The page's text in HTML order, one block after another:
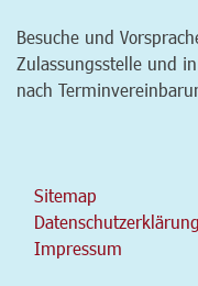
Besuche und
Zulassungsstelle und
nach
Sitemap
Datenschutzerklärung
Impressum